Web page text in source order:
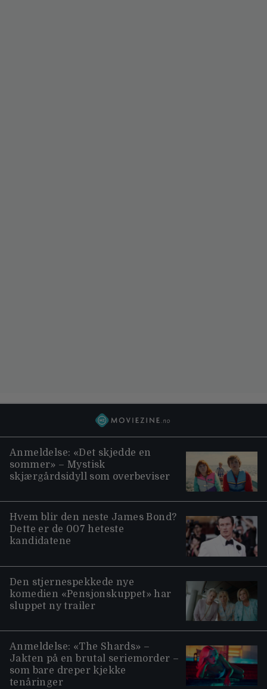
Anmeldelse: «Det skjedde en
sommer» – Mystisk
skjærgårdsidyll som overbeviser
Hvem blir den neste James Bond?
Dette er de 007 heteste
kandidatene
Den stjernespekkede nye
komedien «Pensjonskuppet» har
sluppet ny trailer
Anmeldelse: «The Shards» –
Jakten på en brutal seriemorder –
som bare dreper kjekke
tenåringer